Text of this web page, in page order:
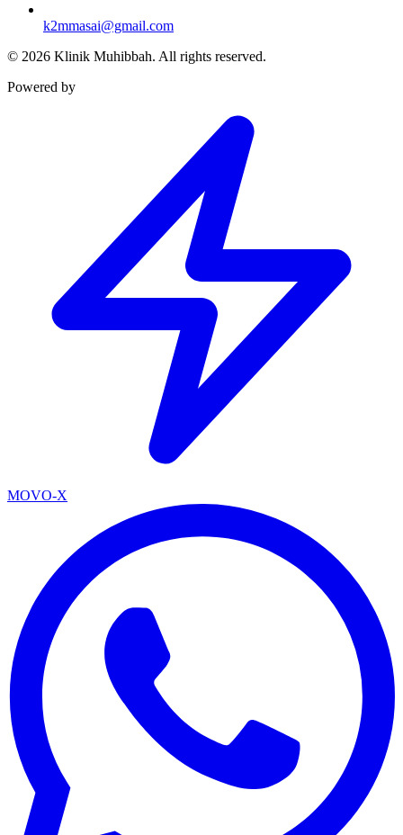
k2mmasai@gmail.com
© 2026 Klinik Muhibbah. All rights reserved.
Powered by
MOVO-X